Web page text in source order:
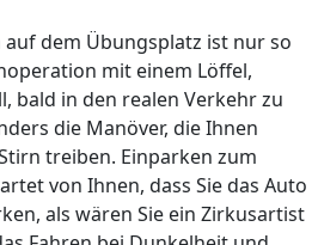
dem Übungsplatz ist nur so
mit einem Löffel,
bald in den realen Verkehr zu
die Manöver, die Ihnen
treiben. Einparken zum
von Ihnen, dass Sie das Auto
als wären Sie ein Zirkusartist